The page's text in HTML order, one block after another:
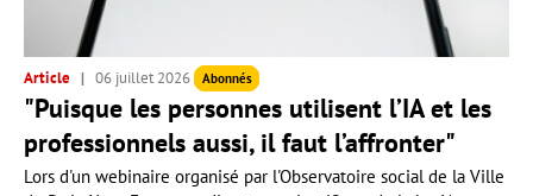
Article 06 juillet 2026 Abonnés
"Puisque les personnes utilisent l’IA et les
professionnels aussi, il faut l’affronter"
Lors d'un webinaire organisé par l'Observatoire social de la Ville